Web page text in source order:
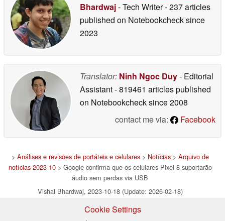
Bhardwaj- Tech Writer- 237 articles
published on Notebookchecksince
2023
Translator: Ninh Ngoc Duy- Editorial
Assistant- 819461 articles published
on Notebookchecksince 2008
contact me via:
Facebook
> Análises e revisões de portáteis e celulares> Notícias> Arquivo de
notícias 2023 10> Google confirma que os celulares Pixel 8 suportarão
áudio sem perdas via USB
Vishal Bhardwaj, 2023-10-18 (Update: 2026-02-18)
Cookie Settings